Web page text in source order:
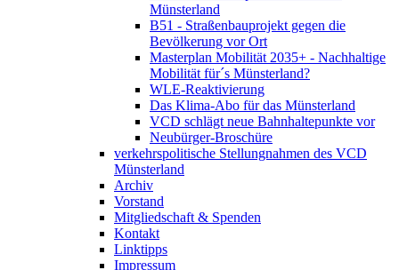
Münsterland
B51 - Straßenbauprojekt gegen die
Bevölkerung vor Ort
Masterplan Mobilität 2035+ - Nachhaltige
Mobilität für´s Münsterland?
WLE-Reaktivierung
Das Klima-Abo für das Münsterland
VCD schlägt neue Bahnhaltepunkte vor
Neubürger-Broschüre
verkehrspolitische Stellungnahmen des VCD
Münsterland
Archiv
Vorstand
Mitgliedschaft & Spenden
Kontakt
Linktipps
Impressum